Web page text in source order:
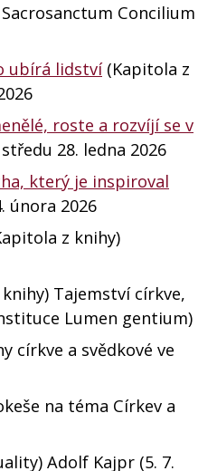
Concilium
ubírá lidství(Kapitola z
roste a rozvíjí se v
28. ledna 2026
který je inspiroval
února 2026
z knihy)
Tajemství církve,
Lumen gentium)
církve a svědkové ve
na téma Církev a
Adolf Kajpr (5. 7.